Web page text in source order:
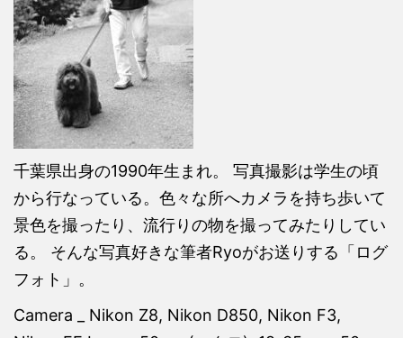
千葉県出身の1990年生まれ。 写真撮影は学生の頃
から行なっている。色々な所へカメラを持ち歩いて
景色を撮ったり、流行りの物を撮ってみたりしてい
る。 そんな写真好きな筆者Ryoがお送りする「ログ
フォト」。
Camera _ Nikon Z8, Nikon D850, Nikon F3,